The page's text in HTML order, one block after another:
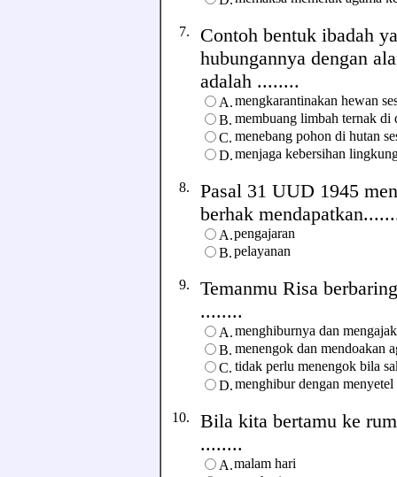
7. Contoh bentuk ibadah
hubungannya dengan
adalah ........
A.mengkarantinakan hewan
B. membuang limbah ternak di
C. menebang pohon di hutan
D.menjaga kebersihan
8. Pasal 31 UUD 1945
berhak
A.pengajaran
B.pelayanan
9. Temanmu Risa
........
A.menghiburnya dan
B. menengok dan mendoakan
C. tidak perlu menengok bila
D.menghibur dengan menyetel
10. Bila kita bertamu ke
........
A.malam hari